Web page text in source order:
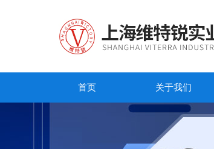
首页 关于我们